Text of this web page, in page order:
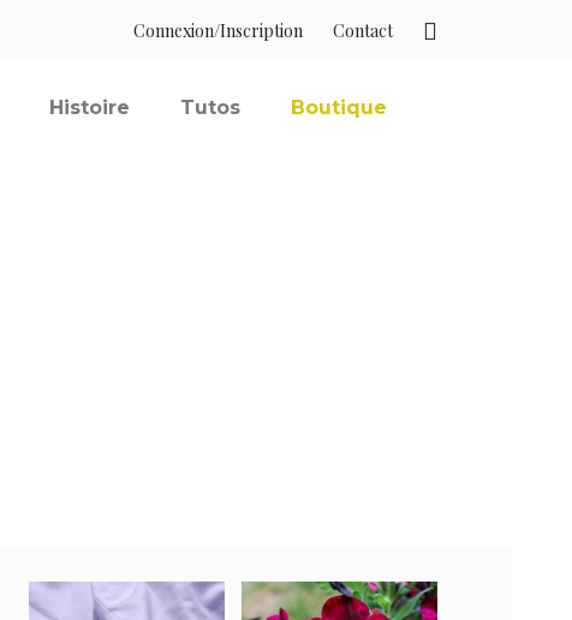
Connexion/Inscription Contact
Histoire Tutos Boutique